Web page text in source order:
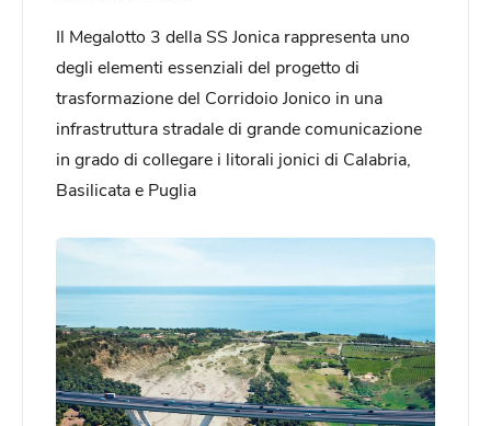
Il Megalotto 3 della SS Jonica rappresenta uno
degli elementi essenziali del progetto di
trasformazione del Corridoio Jonico in una
infrastruttura stradale di grande comunicazione
in grado di collegare i litorali jonici di Calabria,
Basilicata e Puglia